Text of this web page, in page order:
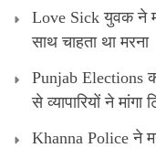
Love Sick युवक ने
साथ चाहता था मरना
Punjab Elections
से व्यापारियों ने मांगा
Khanna Police ने